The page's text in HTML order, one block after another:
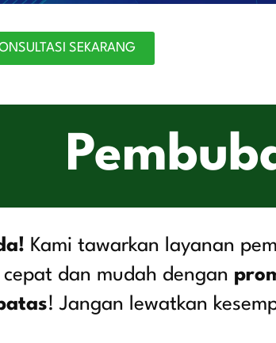
SEKARANG
Kami tawarkan layanan
dan mudah dengan
! Jangan lewatkan